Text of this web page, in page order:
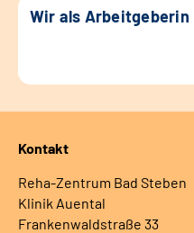
Wir als Arbeitgeberin
Kontakt
Reha-Zentrum Bad Steben
Klinik Auental
Frankenwaldstraße 33